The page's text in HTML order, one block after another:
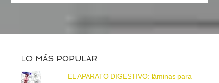
LO MÁS POPULAR
EL APARATO DIGESTIVO: láminas para